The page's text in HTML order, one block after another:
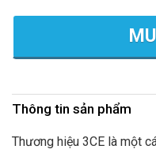
Thông tin sản phẩm
Thương hiệu 3CE là một